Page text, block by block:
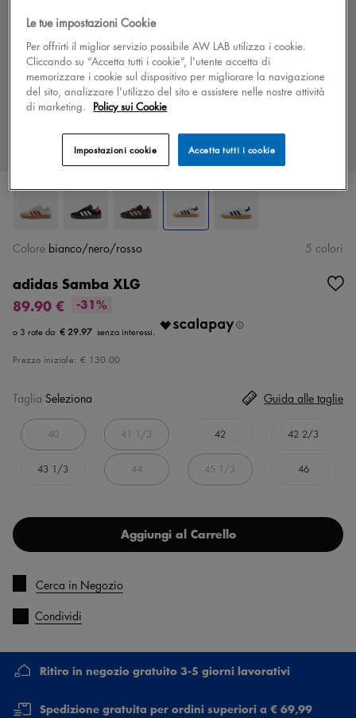
adidas Samba XLG
89.90 €
-31%
€ 29.97
Prezzo iniziale: € 130.00
Colore bianco/nero/rosso 5 colori
Taglia Seleziona
40 41 1/3 42 42 2/3
43 1/3 44 45 1/3 46
Guida alle taglie
Aggiungi al Carrello
Cerca in Negozio
Condividi
Ritiro in negozio gratuito 3-5 giorni lavorativi
Spedizione gratuita per ordini superiori a € 69,99
Le tue impostazioni Cookie
Per offrirti il miglior servizio possibile AW LAB utilizza i cookie.
Cliccando su “Accetta tutti i cookie”, l'utente accetta di
memorizzare i cookie sul dispositivo per migliorare la navigazione
del sito, analizzare l'utilizzo del sito e assistere nelle nostre attività
di marketing. Policy sui Cookie
Accetta tutti i cookie
Impostazioni cookie